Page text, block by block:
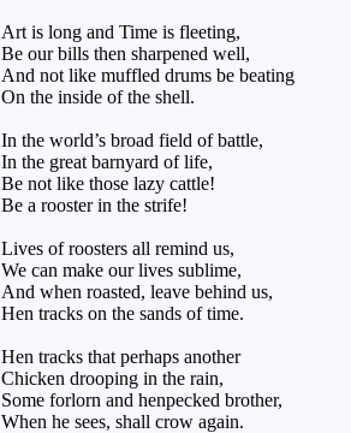
Art is long and Time is fleeting,
Be our bills then sharpened well,
And not like muffled drums be beating
On the inside of the shell.
In the world’s broad field of battle,
In the great barnyard of life,
Be not like those lazy cattle!
Be a rooster in the strife!
Lives of roosters all remind us,
We can make our lives sublime,
And when roasted, leave behind us,
Hen tracks on the sands of time.
Hen tracks that perhaps another
Chicken drooping in the rain,
Some forlorn and henpecked brother,
When he sees, shall crow again.